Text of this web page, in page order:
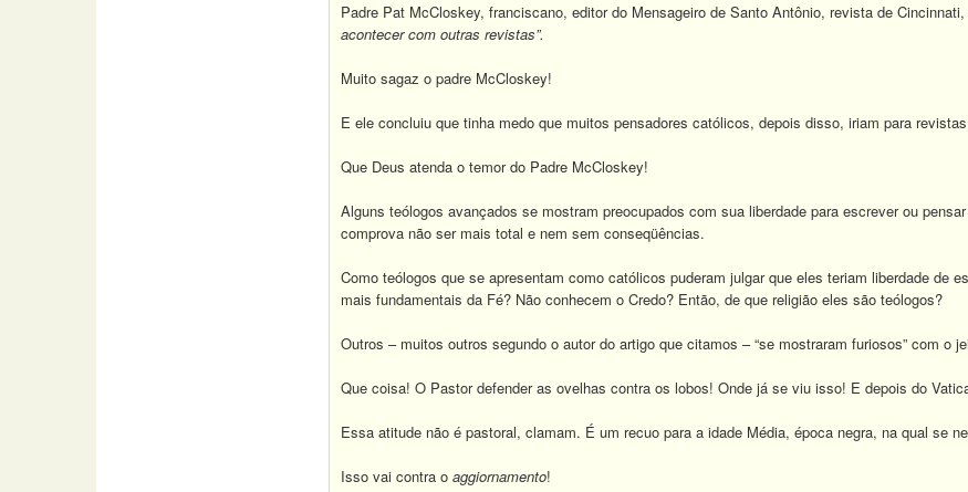
Padre Pat McCloskey, franciscano, editor do Mensageiro de Santo Antônio, revista de
acontecer com outras revistas”.
Muito sagaz o padre McCloskey!
E ele concluiu que tinha medo que muitos pensadores católicos, depois disso, iriam para
Que Deus atenda o temor do Padre McCloskey!
Alguns teólogos avançados se mostram preocupados com sua liberdade para escrever ou
comprova não ser mais total e nem sem conseqüências.
Como teólogos que se apresentam como católicos puderam julgar que eles teriam liberdade de
mais fundamentais da Fé? Não conhecem o Credo? Então, de que religião eles são teólogos?
Outros – muitos outros segundo o autor do artigo que citamos – “se mostraram furiosos” com o
Que coisa! O Pastor defender as ovelhas contra os lobos! Onde já se viu isso! E depois do
Essa atitude não é pastoral, clamam. É um recuo para a idade Média, época negra, na qual se
Isso vai contra o aggiornamento!